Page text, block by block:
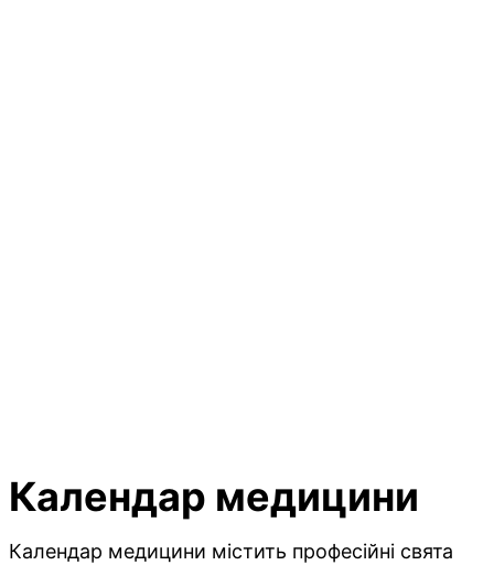
Календар медицини
Календар медицини містить професійні свята